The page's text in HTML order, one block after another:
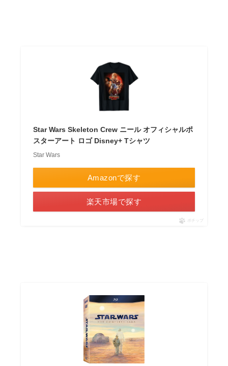
Star Wars Skeleton Crew ニール オフィシャルポ
スターアート ロゴ Disney+ Tシャツ
Star Wars
Amazonで探す
楽天市場で探す
ポチップ